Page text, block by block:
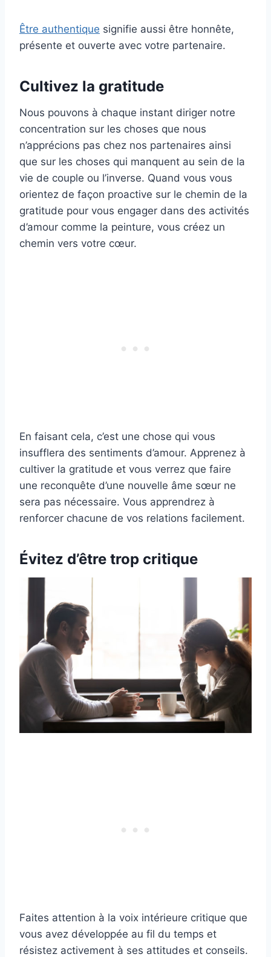
Être authentique signifie aussi être honnête,
présente et ouverte avec votre partenaire.
Cultivez la gratitude
Nous pouvons à chaque instant diriger notre
concentration sur les choses que nous
n’apprécions pas chez nos partenaires ainsi
que sur les choses qui manquent au sein de la
vie de couple ou l’inverse. Quand vous vous
orientez de façon proactive sur le chemin de la
gratitude pour vous engager dans des activités
d’amour comme la peinture, vous créez un
chemin vers votre cœur.
En faisant cela, c’est une chose qui vous
insufflera des sentiments d’amour. Apprenez à
cultiver la gratitude et vous verrez que faire
une reconquête d’une nouvelle âme sœur ne
sera pas nécessaire. Vous apprendrez à
renforcer chacune de vos relations facilement.
Évitez d’être trop critique
Faites attention à la voix intérieure critique que
vous avez développée au fil du temps et
résistez activement à ses attitudes et conseils.